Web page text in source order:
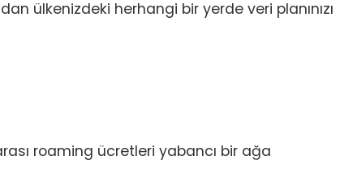
ülkenizdeki herhangi bir yerde veri planınızı
roaming ücretleri yabancı bir ağa